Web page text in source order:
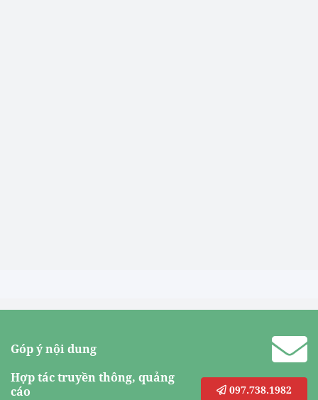
Góp ý nội dung
Hợp tác truyền thông, quảng
cáo
097.738.1982